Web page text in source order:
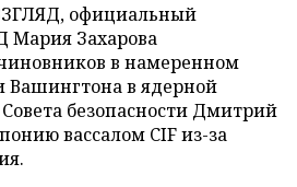
официальный
Мария Захарова
в намеренном
Вашингтона в ядерной
безопасности Дмитрий
вассалом CIF из-за